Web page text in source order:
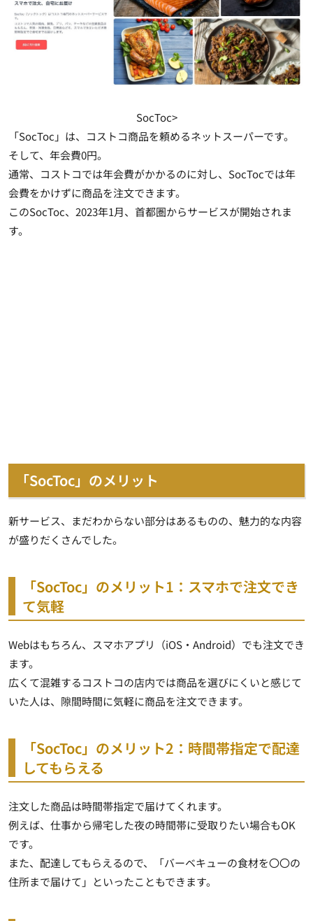
SocToc>
「SocToc 」は、コストコ商品を頼めるネットスーパーです。
そして、年会費0円。
通常、コストコでは年会費がかかるのに対し、 SocTocでは年
会費をかけずに商品を注文できます。
このSocToc、 2023年1月、首都圏からサービスが開始されま
す。
「SocToc」のメリット
新サービス、まだわからない部分はあるものの、魅力的な内容
が盛りだくさんでした。
「SocToc」のメリット1 ：スマホで注文でき
て気軽
Webはもちろん、スマホアプリ（iOS ・ Android）でも注文でき
ます。
広くて混雑するコストコの店内では商品を選びにくいと感じて
いた人は、隙間時間に気軽に商品を注文できます。
「SocToc」のメリット2 ：時間帯指定で配達
してもらえる
注文した商品は時間帯指定で届けてくれます。
例えば、仕事から帰宅した夜の時間帯に受取りたい場合もOK
です。
また、配達してもらえるので、「バーベキューの食材を〇〇の
住所まで届けて」といったこともできます。